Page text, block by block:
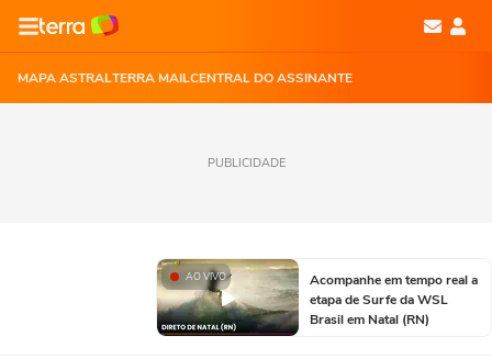
MAPA ASTRALTERRA MAILCENTRAL DO ASSINANTE
PUBLICIDADE
AO VIVO
Acompanhe em tempo real a
etapa de Surfe da WSL
Brasil em Natal (RN)